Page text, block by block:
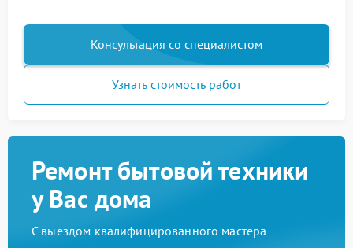
Консультация со специалистом
Узнать стоимость работ
Ремонт бытовой техники
у Вас дома
С выездом квалифицированного мастера